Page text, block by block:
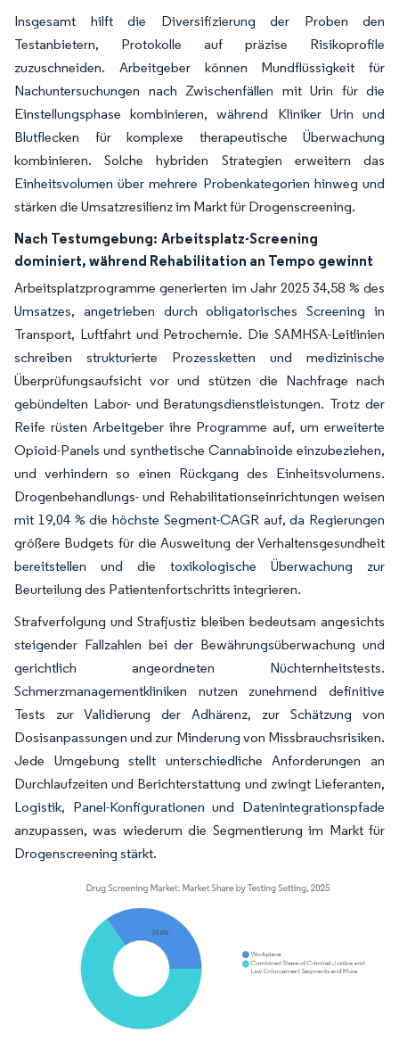
Insgesamt hilft die Diversifizierung der Proben den
Testanbietern, Protokolle auf präzise Risikoprofile
zuzuschneiden. Arbeitgeber können Mundflüssigkeit für
Nachuntersuchungen nach Zwischenfällen mit Urin für die
Einstellungsphase kombinieren, während Kliniker Urin und
Blutflecken für komplexe therapeutische Überwachung
kombinieren. Solche hybriden Strategien erweitern das
Einheitsvolumen über mehrere Probenkategorien hinweg und
stärken die Umsatzresilienz im Markt für Drogenscreening.
Nach Testumgebung: Arbeitsplatz-Screening
dominiert, während Rehabilitation an Tempo gewinnt
Arbeitsplatzprogramme generierten im Jahr 2025 34,58 % des
Umsatzes, angetrieben durch obligatorisches Screening in
Transport, Luftfahrt und Petrochemie. Die SAMHSA-Leitlinien
schreiben strukturierte Prozessketten und medizinische
Überprüfungsaufsicht vor und stützen die Nachfrage nach
gebündelten Labor- und Beratungsdienstleistungen. Trotz der
Reife rüsten Arbeitgeber ihre Programme auf, um erweiterte
Opioid-Panels und synthetische Cannabinoide einzubeziehen,
und verhindern so einen Rückgang des Einheitsvolumens.
Drogenbehandlungs- und Rehabilitationseinrichtungen weisen
mit 19,04 % die höchste Segment-CAGR auf, da Regierungen
größere Budgets für die Ausweitung der Verhaltensgesundheit
bereitstellen und die toxikologische Überwachung zur
Beurteilung des Patientenfortschritts integrieren.
Strafverfolgung und Strafjustiz bleiben bedeutsam angesichts
steigender Fallzahlen bei der Bewährungsüberwachung und
gerichtlich angeordneten Nüchternheitstests.
Schmerzmanagementkliniken nutzen zunehmend definitive
Tests zur Validierung der Adhärenz, zur Schätzung von
Dosisanpassungen und zur Minderung von Missbrauchsrisiken.
Jede Umgebung stellt unterschiedliche Anforderungen an
Durchlaufzeiten und Berichterstattung und zwingt Lieferanten,
Logistik, Panel-Konfigurationen und Datenintegrationspfade
anzupassen, was wiederum die Segmentierung im Markt für
Drogenscreening stärkt.